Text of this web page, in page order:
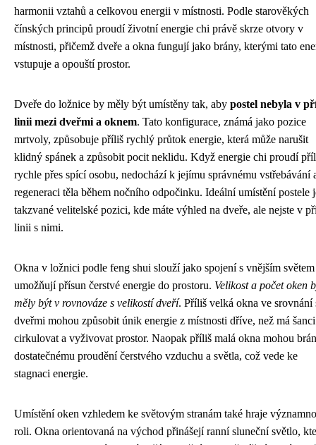
harmonii vztahů a celkovou energii v místnosti. Podle starověkých
čínských principů proudí životní energie chi právě skrze otvory v
místnosti, přičemž dveře a okna fungují jako brány, kterými tato
vstupuje a opouští prostor.
Dveře do ložnice by měly být umístěny tak, aby postel nebyla v
linii mezi dveřmi a oknem. Tato konfigurace, známá jako pozice
mrtvoly, způsobuje příliš rychlý průtok energie, která může narušit
klidný spánek a způsobit pocit neklidu. Když energie chi proudí
rychle přes spící osobu, nedochází k jejímu správnému vstřebávání
regeneraci těla během nočního odpočinku. Ideální umístění postele
takzvané velitelské pozici, kde máte výhled na dveře, ale nejste v
linii s nimi.
Okna v ložnici podle feng shui slouží jako spojení s vnějším světem
umožňují přísun čerstvé energie do prostoru. Velikost a počet oken
měly být v rovnováze s velikostí dveří. Příliš velká okna ve srovnání
dveřmi mohou způsobit únik energie z místnosti dříve, než má šanci
cirkulovat a vyživovat prostor. Naopak příliš malá okna mohou
dostatečnému proudění čerstvého vzduchu a světla, což vede ke
stagnaci energie.
Umístění oken vzhledem ke světovým stranám také hraje
roli. Okna orientovaná na východ přinášejí ranní sluneční světlo,